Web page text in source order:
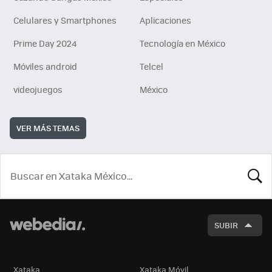
Celulares y Smartphones
Aplicaciones
Prime Day 2024
Tecnología en México
Móviles android
Telcel
videojuegos
México
VER MÁS TEMAS
SUBIR
Xataka Xataka Móvil